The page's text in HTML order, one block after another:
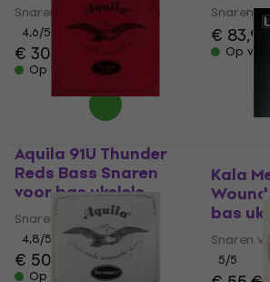
Snaren voor bas ukelele
4,6/5
€ 30
Op voorraad
Snaren
€ 83,90
Op
Aquila 91U Thunder
Reds Bass Snaren
voor bas ukelele
Snaren voor bas ukelele
4,8/5
€ 50
Op voorraad
Kala
bas
Snaren
5/5